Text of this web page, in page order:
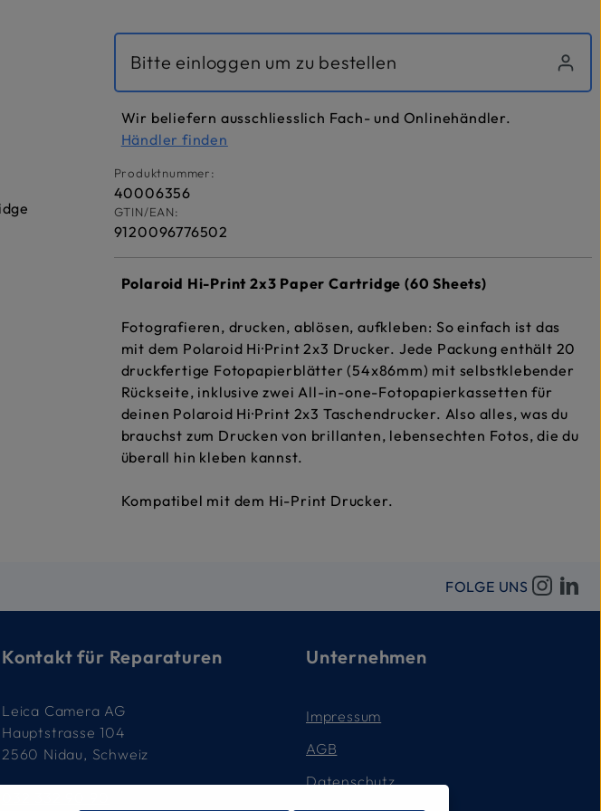
Bitte einloggen um zu bestellen
Wir beliefern ausschliesslich Fach- und Onlinehändler.
Händler finden
Produktnummer:
40006356
GTIN/EAN:
9120096776502
Polaroid Hi-Print 2x3 Paper Cartridge (60 Sheets)
Fotografieren, drucken, ablösen, aufkleben: So einfach ist das
mit dem Polaroid Hi·Print 2x3 Drucker. Jede Packung enthält 20
druckfertige Fotopapierblätter (54x86mm) mit selbstklebender
Rückseite, inklusive zwei All-in-one-Fotopapierkassetten für
deinen Polaroid Hi·Print 2x3 Taschendrucker. Also alles, was du
brauchst zum Drucken von brillanten, lebensechten Fotos, die du
überall hin kleben kannst.
Kompatibel mit dem Hi-Print Drucker.
FOLGE UNS
Kontakt für Reparaturen
Leica Camera AG
Hauptstrasse 104
2560 Nidau, Schweiz
Unternehmen
Impressum
AGB
Datenschutz